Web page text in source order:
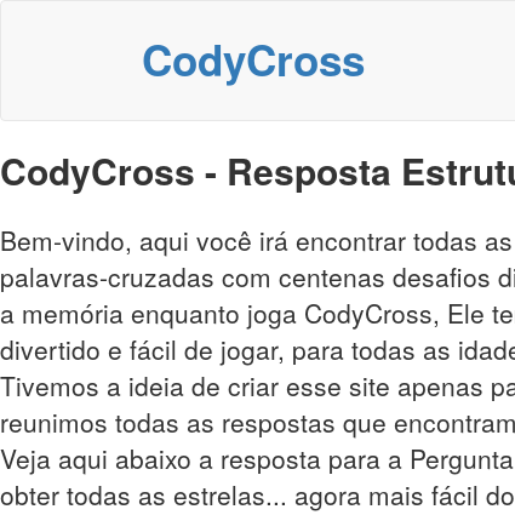
CodyCross
CodyCross - Resposta
Bem-vindo, aqui você irá encontrar todas
palavras-cruzadas com centenas desafios
a memória enquanto joga CodyCross, Ele
divertido e fácil de jogar, para todas as
Tivemos a ideia de criar esse site apenas
reunimos todas as respostas que
Veja aqui abaixo a resposta para a
obter todas as estrelas... agora mais fácil